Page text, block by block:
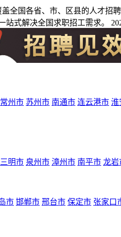
盖全国各省、市、区县的人才
站式解决全国求职招工需求。
常州市 苏州市 南通市 连云港市 淮
三明市 泉州市 漳州市 南平市 龙岩
市 邯郸市 邢台市 保定市 张家口